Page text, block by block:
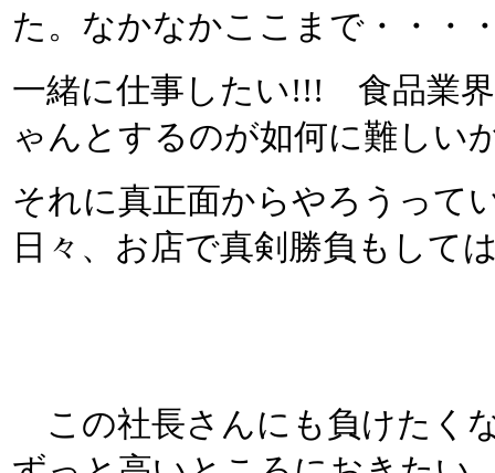
た。なかなかここまで・・・
一緒に仕事したい!!! 食品業
ゃんとするのが如何に難しい
それに真正面からやろうって
日々、お店で真剣勝負もして
この社長さんにも負けたく